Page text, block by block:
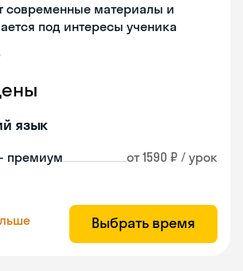
современные материалы и
под интересы ученика
язык
премиум от 1590 ₽ / урок
Выбрать время